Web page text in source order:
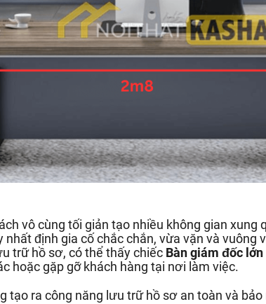
vô cùng tối giản tạo nhiều không gian
định gia cố chắc chắn, vừa vặn và
trữ hồ sơ, có thể thấy chiếc Bàn giám đốc
hoặc gặp gỡ khách hàng tại nơi làm việc.
tạo ra công năng lưu trữ hồ sơ an toàn và